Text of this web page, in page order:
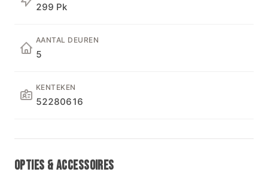
299 Pk
AANTAL DEUREN
5
KENTEKEN
52280616
OPTIES & ACCESSOIRES